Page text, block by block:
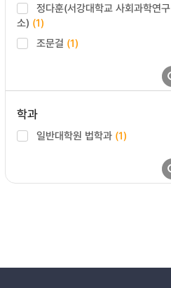
정다훈(서강대학교 사회과학연구
소) (1)
조문걸 (1)
학과
일반대학원 법학과 (1)